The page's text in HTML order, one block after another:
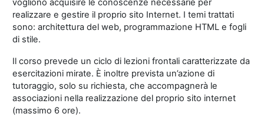
vogliono acquisire le conoscenze necessarie per
realizzare e gestire il proprio sito Internet. I temi trattati
sono: architettura del web, programmazione HTML e fogli
di stile.
Il corso prevede un ciclo di lezioni frontali caratterizzate da
esercitazioni mirate. È inoltre prevista un’azione di
tutoraggio, solo su richiesta, che accompagnerà le
associazioni nella realizzazione del proprio sito internet
(massimo 6 ore).